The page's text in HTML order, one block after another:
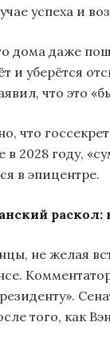
успеха и
дома даже
и уберётся
что это
что
2028 году,
в эпицентре.
раскол:
не желая
того, как